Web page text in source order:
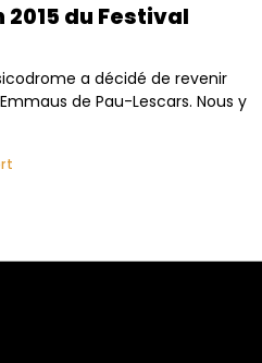
du Festival
a décidé de revenir
de Pau-Lescars. Nous y